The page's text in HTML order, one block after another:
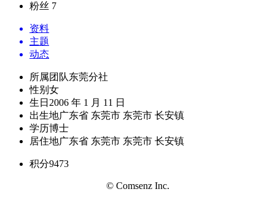
粉丝 7
资料
主题
动态
所属团队东莞分社
性别 女
生日 2006 年 1 月 11 日
出生地广东省 东莞市 东莞市 长安镇
学历博士
居住地广东省 东莞市 东莞市 长安镇
积分9473
© Comsenz Inc.